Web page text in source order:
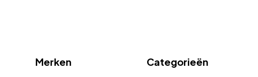
Merken Categorieën